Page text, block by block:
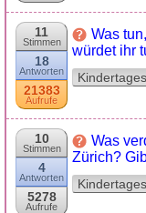
11
Stimmen
18
Antworten
21383
Aufrufe
Was
würdet ihr
10
Stimmen
4
Antworten
5278
Aufrufe
Was
Zürich?